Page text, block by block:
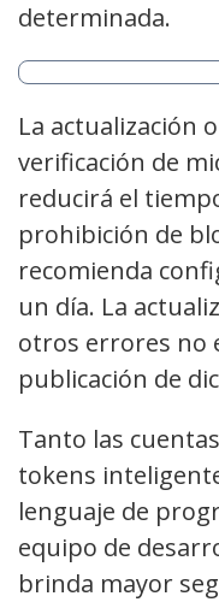
determinada.
La actualización
verificación de
reducirá el
prohibición de
recomienda
un día. La
otros errores no
publicación de
Tanto las
tokens
lenguaje de
equipo de
brinda mayor